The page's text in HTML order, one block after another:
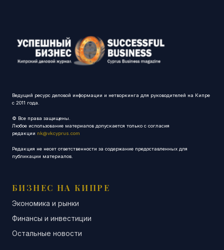
Ведущий ресурс деловой информации и нетворкинга для руководителей на Кипре
с 2011 года.
© Все права защищены.
Любое использование материалов допускается только с согласия
редакции nk@vkcyprus.com
Редакция не несет ответственности за содержание предоставленных для
публикации материалов.
БИЗНЕС НА КИПРЕ
Экономика и рынки
Финансы и инвестиции
Остальные новости